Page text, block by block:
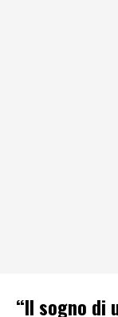
“Il sogno di